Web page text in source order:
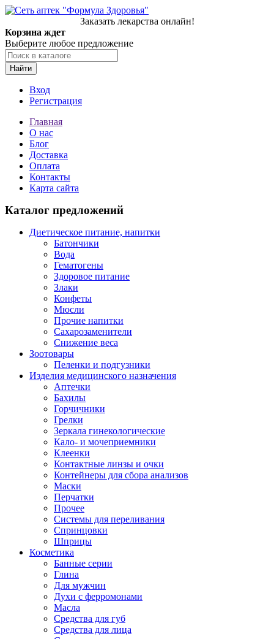
Заказать лекарства онлайн!
Корзина ждет
Выберите любое предложение
Найти
Вход
Регистрация
Главная
О нас
Блог
Доставка
Оплата
Контакты
Карта сайта
Каталог предложений
Диетическое питание, напитки
Батончики
Вода
Гематогены
Здоровое питание
Злаки
Конфеты
Мюсли
Прочие напитки
Сахарозаменители
Снижение веса
Зоотовары
Пеленки и подгузники
Изделия медицинского назначения
Аптечки
Бахилы
Горчичники
Грелки
Зеркала гинекологические
Кало- и мочеприемники
Клеенки
Контактные линзы и очки
Контейнеры для сбора анализов
Маски
Перчатки
Прочее
Системы для переливания
Спринцовки
Шприцы
Косметика
Банные серии
Глина
Для мужчин
Духи с ферромонами
Масла
Средства для губ
Средства для лица